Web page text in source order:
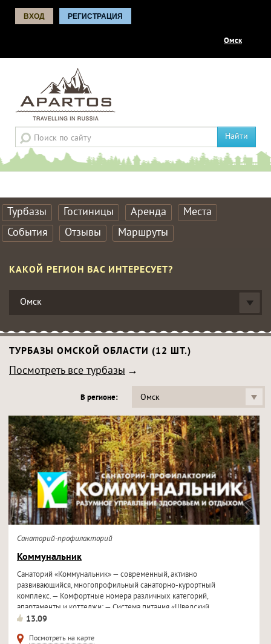
ВХОД РЕГИСТРАЦИЯ
Омск
Найти
Турбазы Гостиницы Аренда
Места
События
Отзывы Маршруты
КАКОЙ РЕГИОН ВАС ИНТЕРЕСУЕТ?
Омск
ТУРБАЗЫ ОМСКОЙ ОБЛАСТИ (12 ШТ.)
Посмотреть все турбазы
В регионе: Омск
Санаторий-профилакторий
Коммунальник
Санаторий «Коммунальник» — современный, активно
развивающийся, многопрофильный санаторно-курортный
комплекс. — Комфортные номера различных категорий,
апартаменты и коттеджи; — Система питания «Шведский...
13.09
Посмотреть на карте